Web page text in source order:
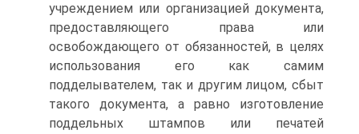
учреждением или организацией документа,
предоставляющего права или
освобождающего от обязанностей, в целях
использования его как самим
подделывателем, так и другим лицом, сбыт
такого документа, а равно изготовление
поддельных штампов или печатей